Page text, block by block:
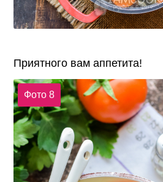
Приятного вам аппетита!
Фото 8